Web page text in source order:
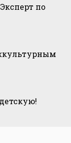
по